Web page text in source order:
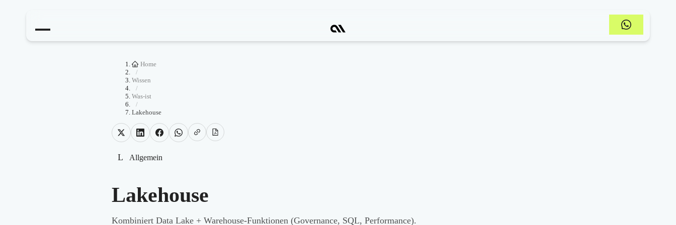
Home
/
Wissen
/
Was-ist
/
Lakehouse
L Allgemein
Lakehouse
Kombiniert Data Lake + Warehouse-Funktionen (Governance, SQL, Performance).